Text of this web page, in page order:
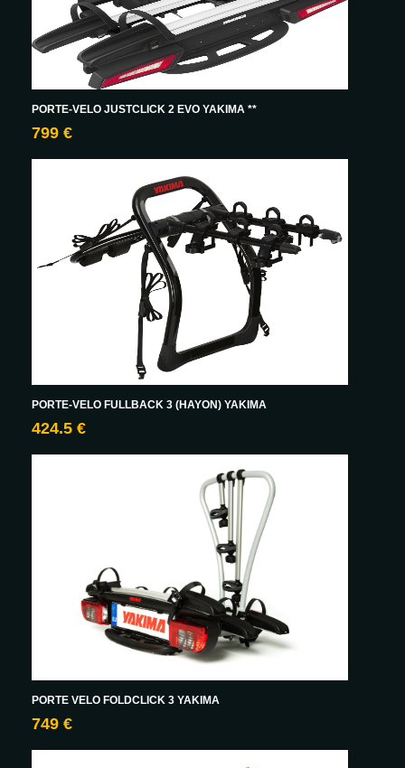
PORTE-VELO JUSTCLICK 2 EVO YAKIMA **
799 €
PORTE-VELO FULLBACK 3 (HAYON) YAKIMA
424.5 €
PORTE VELO FOLDCLICK 3 YAKIMA
749 €